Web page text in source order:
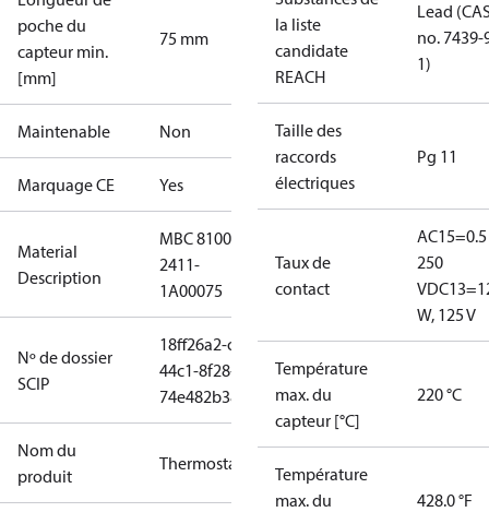
poche du
capteur min.
[mm]
75 mm
Maintenable Non
Marquage CE Yes
Material
Description
MBC 8100
2411-
1A00075
Nº de dossier
SCIP
18ff26a2-cbcf-
44c1-8f28-
74e482b38eed
Nom du
produit
Thermostat
la liste
candidate
REACH
Lead
no. 7439-
1)
Taille des
raccords
électriques
Pg 11
Taux de
contact
250
V
W, 125 V
Température
max. du
capteur [°C]
220 °C
Température
max. du
428.0 °F